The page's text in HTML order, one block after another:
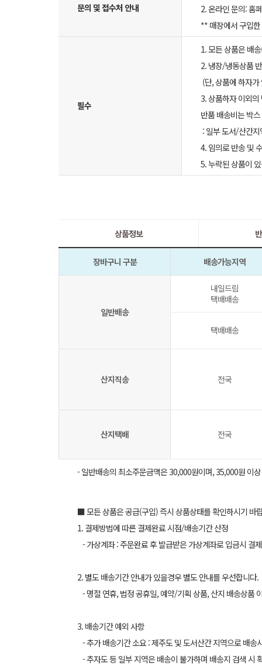
문의 및 접수처 안내
2. 온라인 문의: 홈
** 매장에서 구입
필수
1. 모든 상품은 배
2. 냉장/냉동상품
(단, 상품에 하자
3. 상품하자 이외
반품 배송비는 박
: 일부 도서/산간
4. 임의로 반송 및
5. 누락된 상품이
상품정보
장바구니 구분 배송가능지역
일반배송
내일드림
택배배송
택배배송
산지직송 전국
산지택배 전국
- 일반배송의 최소주문금액은 30,000원이며, 35,000원 이
■ 모든 상품은 공급(구입) 즉시 상품상태를 확인하시기 바
1. 결제방법에 따른 결제완료 시점/배송기간 산정
- 가상계좌 : 주문완료 후 발급받은 가상계좌로 입금시
2. 별도 배송기간 안내가 있을경우 별도 안내를 우선합니다.
- 명절 연휴, 법정 공휴일, 예약/기획 상품, 산지 배송상품
3. 배송기간 예외 사항
- 추가 배송기간 소요 : 제주도 및 도서산간 지역으로 배
- 추자도 등 일부 지역은 배송이 불가하며 배송지 검색 시